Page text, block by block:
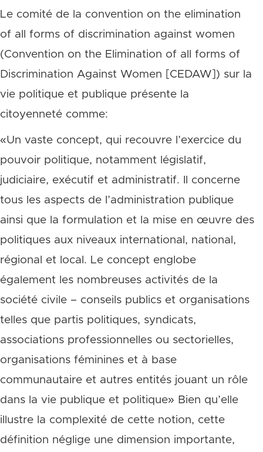
Le comité de la convention on the elimination
of all forms of discrimination against women
(Convention on the Elimination of all forms of
Discrimination Against Women [CEDAW]) sur la
vie politique et publique présente la
citoyenneté comme:
«Un vaste concept, qui recouvre l’exercice du
pouvoir politique, notamment législatif,
judiciaire, exécutif et administratif. Il concerne
tous les aspects de l’administration publique
ainsi que la formulation et la mise en œuvre des
politiques aux niveaux international, national,
régional et local. Le concept englobe
également les nombreuses activités de la
société civile – conseils publics et organisations
telles que partis politiques, syndicats,
associations professionnelles ou sectorielles,
organisations féminines et à base
communautaire et autres entités jouant un rôle
dans la vie publique et politique» Bien qu’elle
illustre la complexité de cette notion, cette
définition néglige une dimension importante,